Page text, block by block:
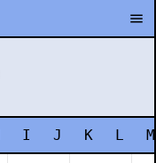
I J K L M